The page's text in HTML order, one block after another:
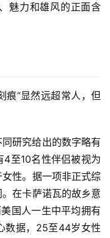
魅力和雄风的正面含
痕”显然远超常人，但
研究给出的数字略有
4至10名性伴侣被视为
性。据一项非正式综
在卡萨诺瓦的故乡意
国人一生中平均拥有
数据，25至44岁女性